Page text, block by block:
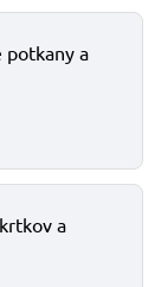
potkany a
a